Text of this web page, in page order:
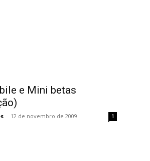
e Mini betas
- 12 de novembro de 2009 1